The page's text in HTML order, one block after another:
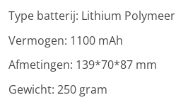
Type batterij: Lithium Polymeer
Vermogen: 1100 mAh
Afmetingen: 139*70*87 mm
Gewicht: 250 gram